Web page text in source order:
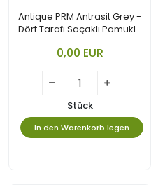
Antique PRM Antrasit Grey -
Dört Tarafı Saçaklı Pamuklu
0,00 EUR
Stück
In den Warenkorb legen